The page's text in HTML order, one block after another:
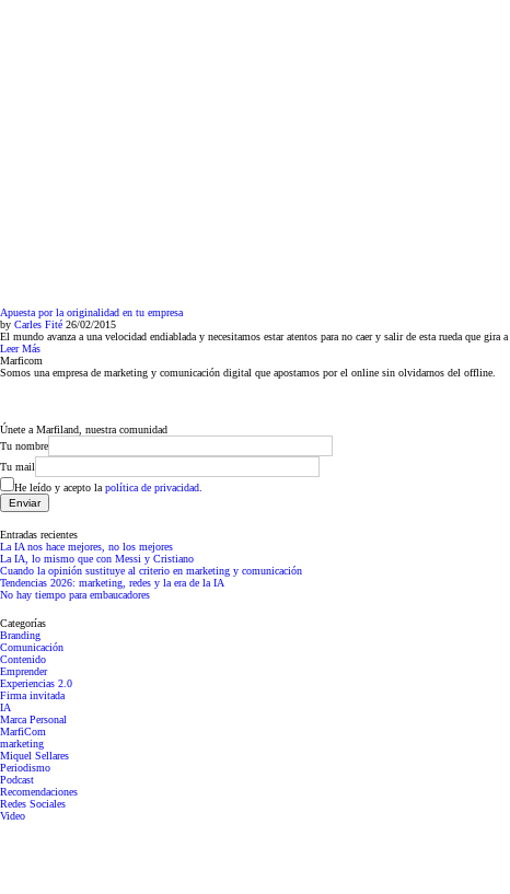
Apuesta por la originalidad en tu empresa
by Carles Fité 26/02/2015
El mundo avanza a una velocidad endiablada y necesitamos estar atentos para no caer y salir de esta rueda que
Leer Más
Marficom
Somos una empresa de marketing y comunicación digital que apostamos por el online sin olvidarnos del offline.
Únete a Marfiland, nuestra comunidad
Tu nombre
Tu mail
He leído y acepto la política de privacidad
Entradas recientes
La IA nos hace mejores, no los mejores
La IA, lo mismo que con Messi y Cristiano
Cuando la opinión sustituye al criterio en marketing y comunicación
Tendencias 2026: marketing, redes y la era de la IA
No hay tiempo para embaucadores
Categorías
Branding
Comunicación
Contenido
Emprender
Experiencias 2.0
Firma invitada
IA
Marca Personal
MarfiCom
marketing
Miquel Sellares
Periodismo
Podcast
Recomendaciones
Redes Sociales
Video